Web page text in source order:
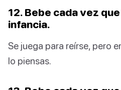
12. Bebe cada vez
infancia.
Se juega para reírse, pero
lo piensas.